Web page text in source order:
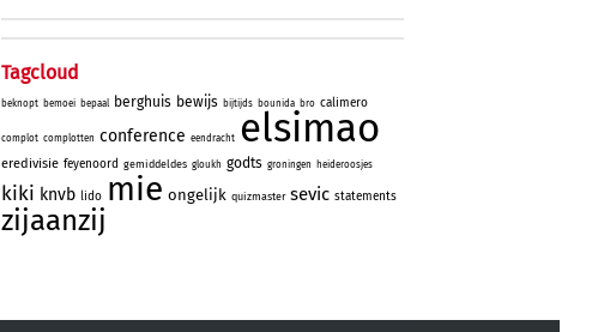
Tagcloud
beknopt bemoei bepaal berghuis bewijs bijtijds bounida bro calimero
complot complotten conference eendracht elsimao
eredivisie feyenoord gemiddeldes gloukh godts groningen heideroosjes
kiki knvb lido mie ongelijk quizmaster sevic statements
zijaanzij